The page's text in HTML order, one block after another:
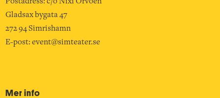
Gladsax bygata 47
272 94 Simrishamn
E-post:event@simteater.se
Mer info